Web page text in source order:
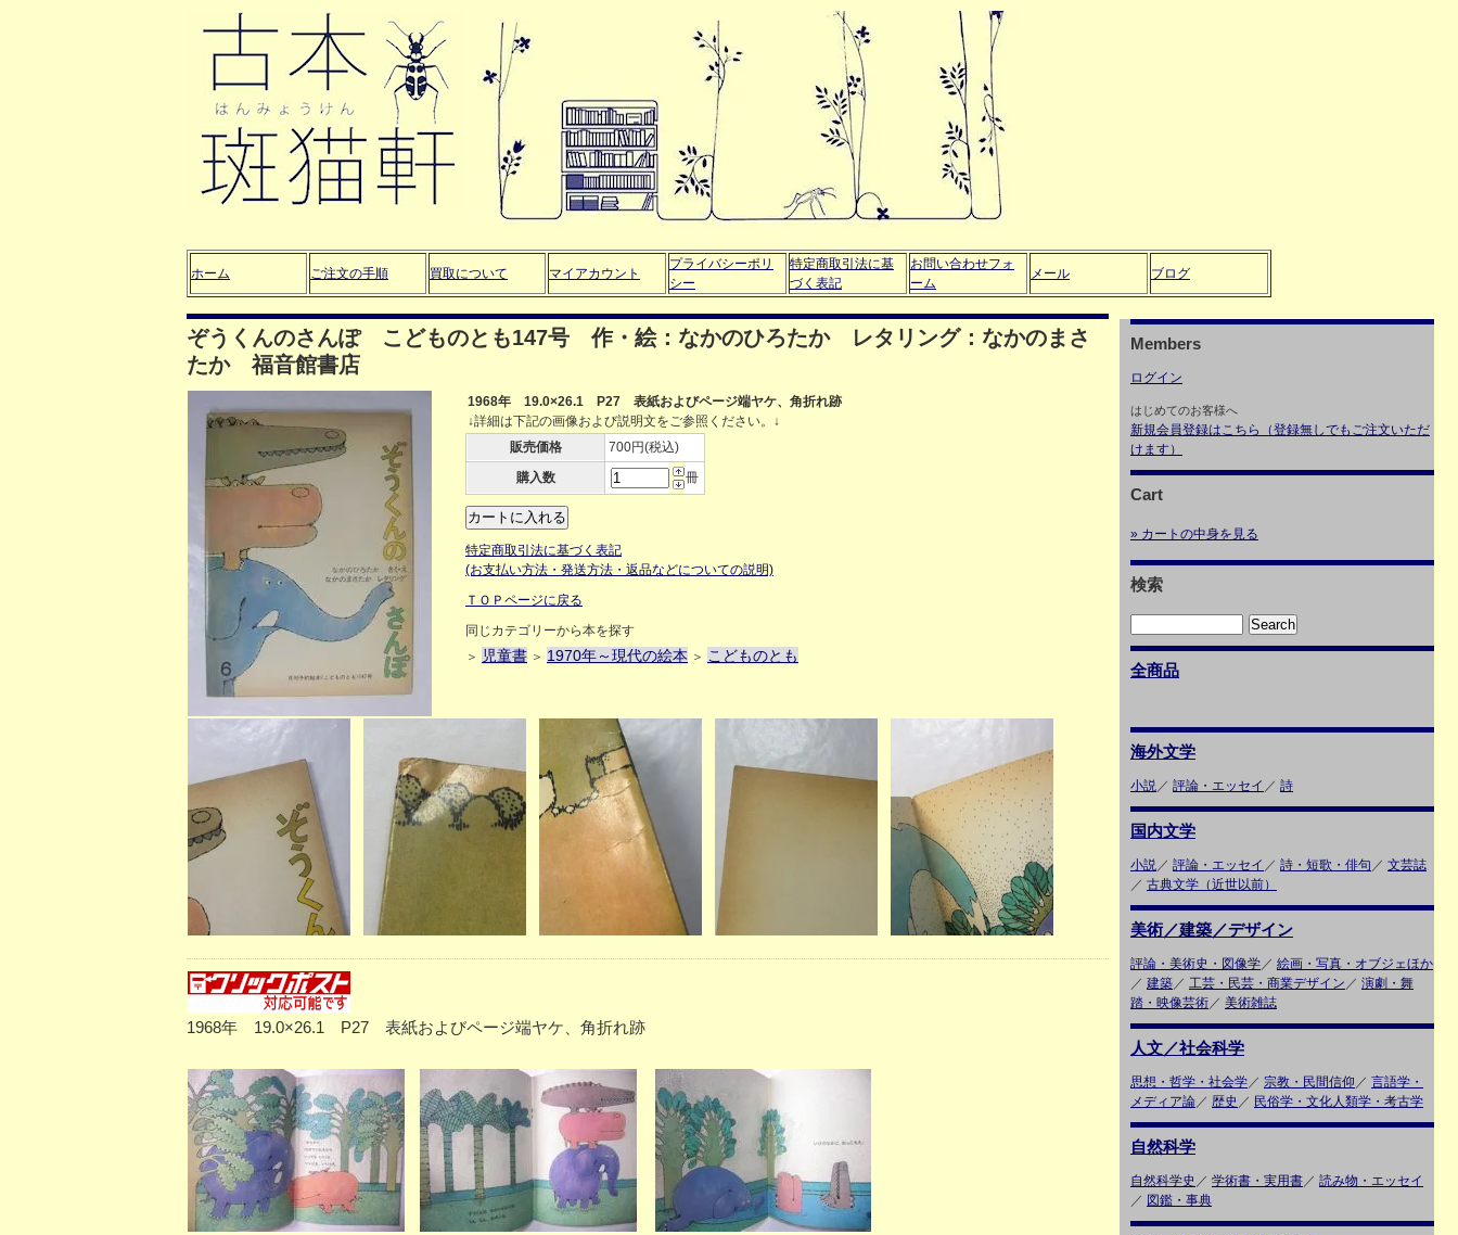
ホーム ご注文の手順 買取について マイアカウント
プライバシーポリ
シー
特定商取引法に基
づく表記
お問い合わせフォ
ーム
メール ブログ
ぞうくんのさんぽ こどものとも147号 作・絵：なかのひろたか レタリング：なかのまさ
たか 福音館書店
1968年 19.0×26.1 P27 表紙およびページ端ヤケ、角折れ跡
↓詳細は下記の画像および説明文をご参照ください。↓
販売価格
700円(税込)
購入数
冊
特定商取引法に基づく表記
(お支払い方法・発送方法・返品などについての説明)
ＴＯＰページに戻る
同じカテゴリーから本を探す
＞ 児童書 ＞ 1970年～現代の絵本 ＞ こどものとも
1968年 19.0×26.1 P27 表紙およびページ端ヤケ、角折れ跡
Members
ログイン
はじめてのお客様へ
新規会員登録はこちら（登録無しでもご注文いただ
けます）
Cart
» カートの中身を見る
検索
全商品
海外文学
小説／ 評論・エッセイ ／ 詩
国内文学
小説／ 評論・エッセイ ／ 詩・短歌・俳句 ／ 文芸誌
／ 古典文学（近世以前）
美術／建築／デザイン
評論・美術史・図像学／ 絵画・写真・オブジェほか
／ 建築／ 工芸・民芸・商業デザイン ／ 演劇・舞
踏・映像芸術／ 美術雑誌
人文／社会科学
思想・哲学・社会学／ 宗教・民間信仰 ／ 言語学・
メディア論／ 歴史 ／ 民俗学・文化人類学・考古学
自然科学
自然科学史 ／ 学術書・実用書／ 読み物・エッセイ
／ 図鑑・事典